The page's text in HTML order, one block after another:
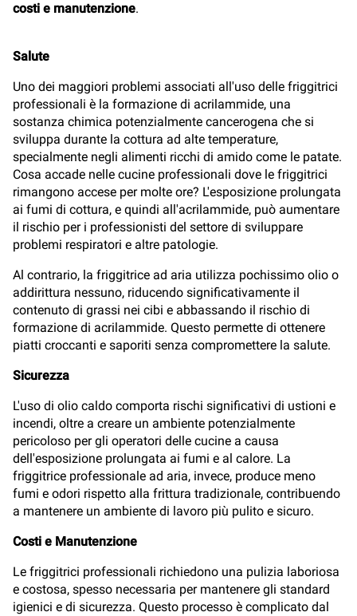
costi e manutenzione.
Salute
Uno dei maggiori problemi associati all'uso delle friggitrici
professionali è la formazione di acrilammide, una
sostanza chimica potenzialmente cancerogena che si
sviluppa durante la cottura ad alte temperature,
specialmente negli alimenti ricchi di amido come le patate.
Cosa accade nelle cucine professionali dove le friggitrici
rimangono accese per molte ore? L'esposizione prolungata
ai fumi di cottura, e quindi all'acrilammide, può aumentare
il rischio per i professionisti del settore di sviluppare
problemi respiratori e altre patologie.
Al contrario, la friggitrice ad aria utilizza pochissimo olio o
addirittura nessuno, riducendo significativamente il
contenuto di grassi nei cibi e abbassando il rischio di
formazione di acrilammide. Questo permette di ottenere
piatti croccanti e saporiti senza compromettere la salute.
Sicurezza
L'uso di olio caldo comporta rischi significativi di ustioni e
incendi, oltre a creare un ambiente potenzialmente
pericoloso per gli operatori delle cucine a causa
dell'esposizione prolungata ai fumi e al calore. La
friggitrice professionale ad aria, invece, produce meno
fumi e odori rispetto alla frittura tradizionale, contribuendo
a mantenere un ambiente di lavoro più pulito e sicuro.
Costi e Manutenzione
Le friggitrici professionali richiedono una pulizia laboriosa
e costosa, spesso necessaria per mantenere gli standard
igienici e di sicurezza. Questo processo è complicato dal